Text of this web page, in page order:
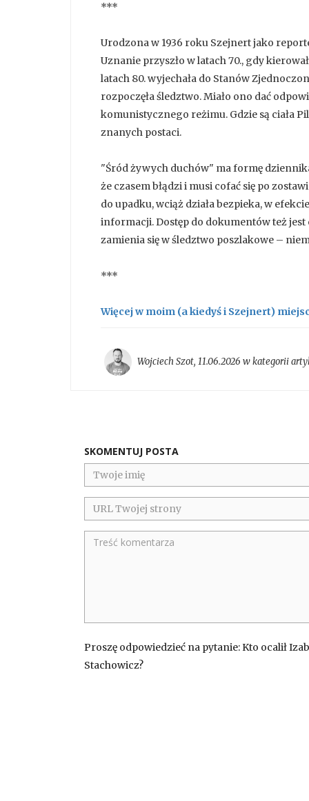
***
Urodzona w 1936 roku Szejnert jako
Uznanie przyszło w latach 70., gdy
latach 80. wyjechała do Stanów
rozpoczęła śledztwo. Miało ono dać
komunistycznego reżimu. Gdzie są ciała
znanych postaci.
"Śród żywych duchów" ma formę
że czasem błądzi i musi cofać się po
do upadku, wciąż działa bezpieka, w
informacji. Dostęp do dokumentów też
zamienia się w śledztwo poszlakowe –
***
Więcej w moim (a kiedyś i Szejnert)
Wojciech Szot, 11.06.2026 w kategorii
SKOMENTUJ POSTA
Proszę odpowiedzieć na pytanie: Kto ocalił
Stachowicz?